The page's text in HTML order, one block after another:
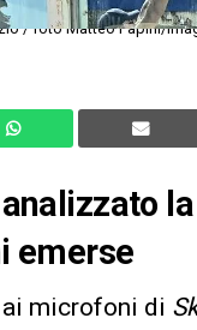
/ foto Matteo Papini/
emerse
ai microfoni di